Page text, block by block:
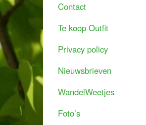
Contact
Te koop Outfit
Privacy policy
Nieuwsbrieven
WandelWeetjes
Foto’s